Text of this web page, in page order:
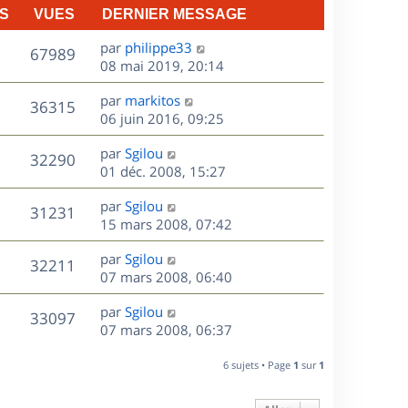
VUES DERNIER MESSAGE
67989V
u
s
D
e
r
n
i
e
r
m
e
s
s
a
g
e
par philippe33
08 mai 2019, 20:14
36315V
u
D
e
r
n
i
e
r
m
e
s
s
a
g
e
par markitos
06 juin 2016, 09:25
32290V
u
D
e
r
n
i
e
r
m
e
s
s
par Sgilou
01 déc. 2008, 15:27
31231
u
s
D
e
r
n
i
e
r
m
par Sgilou
15 mars 2008, 07:42
32211
u
D
e
r
n
i
par Sgilou
07 mars 2008, 06:40
33097V
D
e
par Sgilou
07 mars 2008, 06:37
6 sujets • Page 1 sur 1